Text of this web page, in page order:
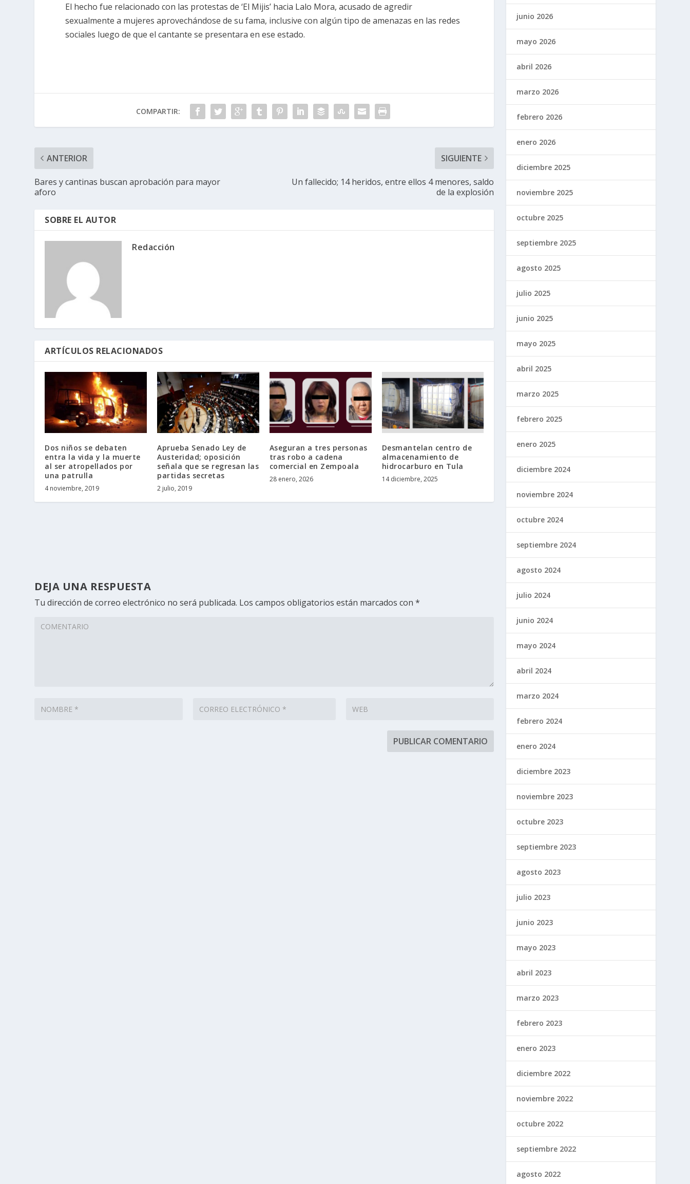
El hecho fue relacionado con las protestas de ‘El Mijis’ hacia Lalo Mora, acusado de agredir
sexualmente a mujeres aprovechándose de su fama, inclusive con algún tipo de amenazas en las redes
sociales luego de que el cantante se presentara en ese estado.
COMPARTIR:
ANTERIOR
Bares y cantinas buscan aprobación para mayor
aforo
SIGUIENTE
Un fallecido; 14 heridos, entre ellos 4 menores, saldo
de la explosión
SOBRE EL AUTOR
Redacción
ARTÍCULOS RELACIONADOS
Dos niños se debaten
entra la vida y la muerte
al ser atropellados por
una patrulla
4 noviembre, 2019
Aprueba Senado Ley de
Austeridad; oposición
señala que se regresan las
partidas secretas
2 julio, 2019
Aseguran a tres personas
tras robo a cadena
comercial en Zempoala
28 enero, 2026
Desmantelan centro de
almacenamiento de
hidrocarburo en Tula
14 diciembre, 2025
DEJA UNA RESPUESTA
Tu dirección de correo electrónico no será publicada. Los campos obligatorios están marcados con*
junio 2026
mayo 2026
abril 2026
marzo 2026
febrero 2026
enero 2026
diciembre 2025
noviembre 2025
octubre 2025
septiembre 2025
agosto 2025
julio 2025
junio 2025
mayo 2025
abril 2025
marzo 2025
febrero 2025
enero 2025
diciembre 2024
noviembre 2024
octubre 2024
septiembre 2024
agosto 2024
julio 2024
junio 2024
mayo 2024
abril 2024
marzo 2024
febrero 2024
enero 2024
diciembre 2023
noviembre 2023
octubre 2023
septiembre 2023
agosto 2023
julio 2023
junio 2023
mayo 2023
abril 2023
marzo 2023
febrero 2023
enero 2023
diciembre 2022
noviembre 2022
octubre 2022
septiembre 2022
agosto 2022